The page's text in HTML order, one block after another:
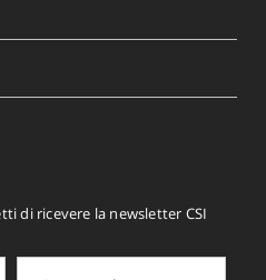
di ricevere la newsletter CSI